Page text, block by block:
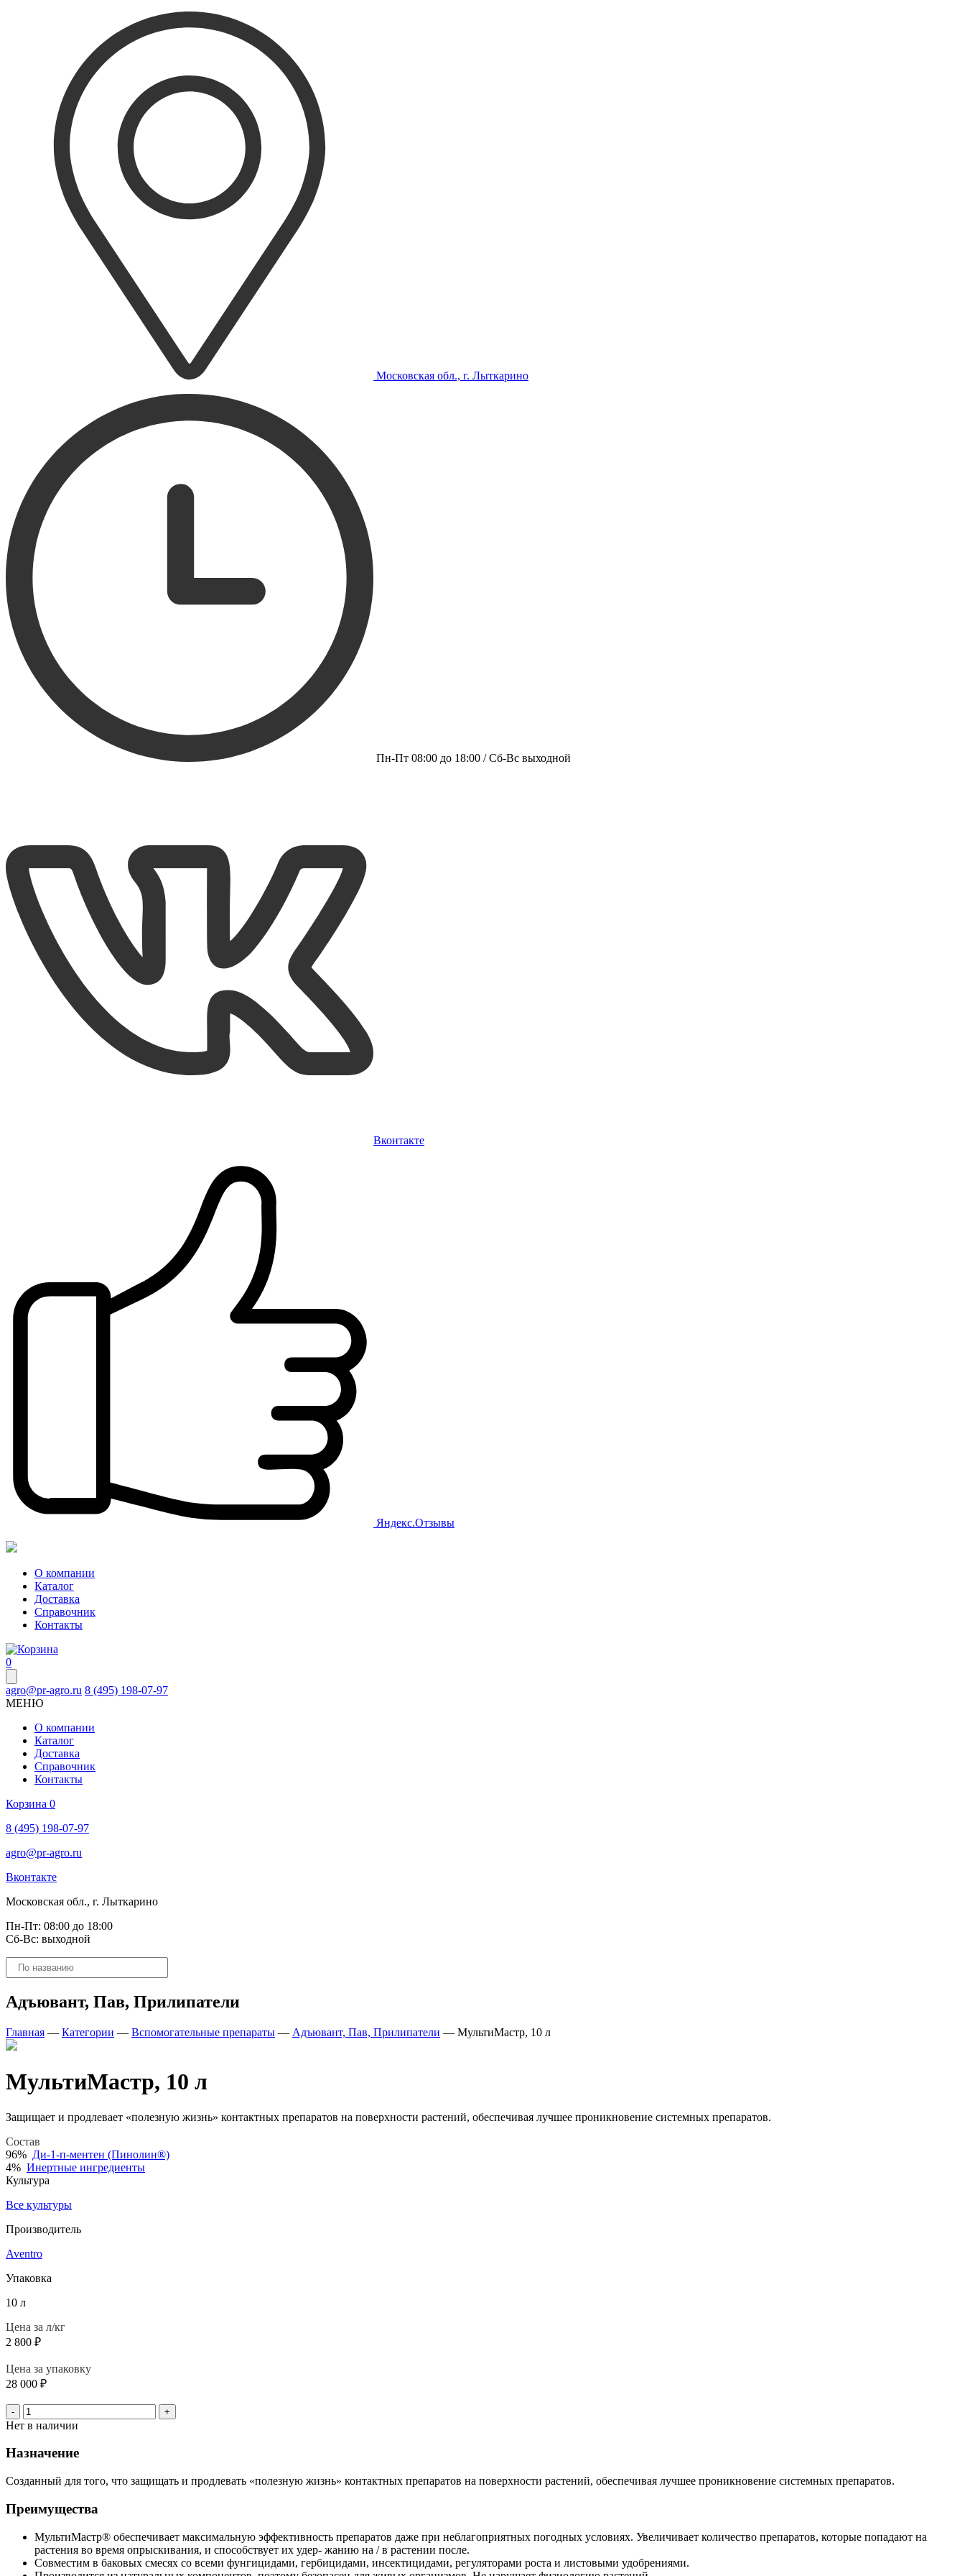
Московская обл., г. Лыткарино
Пн-Пт 08:00 до 18:00 / Сб-Вс выходной
Вконтакте
Яндекс.Отзывы
О компании
Каталог
Доставка
Справочник
Контакты
0
agro@pr-agro.ru 8 (495) 198-07-97
МЕНЮ
О компании
Каталог
Доставка
Справочник
Контакты
Корзина 0
8 (495) 198-07-97
agro@pr-agro.ru
Вконтакте
Московская обл., г. Лыткарино
Пн-Пт: 08:00 до 18:00
Сб-Вс: выходной
Поиск
товаров
Адъювант, Пав, Прилипатели
Главная — Категории — Вспомогательные препараты — Адъювант, Пав, Прилипатели — МультиМастр, 10 л
МультиМастр, 10 л
Защищает и продлевает «полезную жизнь» контактных препаратов на поверхности растений, обеспечивая лучшее проникновение системных препаратов.
Состав
96% Ди-1-п-ментен (Пинолин®)
4% Инертные ингредиенты
Культура
Все культуры
Производитель
Aventro
Упаковка
10 л
Цена за л/кг
2 800 ₽
Цена за упаковку
28 000 ₽
- +
Нет в наличии
Назначение
Созданный для того, что защищать и продлевать «полезную жизнь» контактных препаратов на поверхности растений, обеспечивая лучшее проникновение системных препаратов.
Преимущества
МультиМастр® обеспечивает максимальную эффективность препаратов даже при неблагоприятных погодных условиях. Увеличивает количество препаратов, которые попадают на
растения во время опрыскивания, и способствует их удер- жанию на / в растении после.
Совместим в баковых смесях со всеми фунгицидами, гербицидами, инсектицидами, регуляторами роста и листовыми удобрениями.